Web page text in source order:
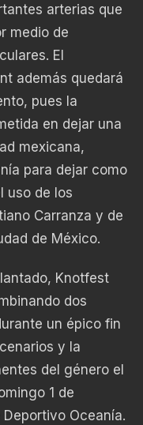
arterias que
medio de
El
además quedará
pues la
en dejar una
mexicana,
para dejar como
uso de los
Carranza y de
de México.
Knotfest
dos
un épico fin
y la
del género el
1 de
Oceanía.